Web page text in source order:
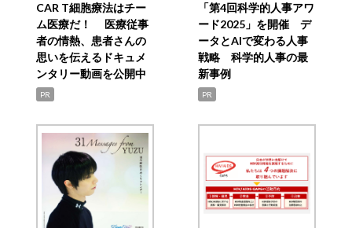
CAR T細胞療法はチー
ム医療だ！ 医療従事
者の情熱、患者さんの
思いを伝えるドキュメ
ンタリー動画を公開中
PR
「第4回科学的人事アワ
ード2025」を開催 デ
ータとAIで変わる人事
戦略 科学的人事の最
新事例
PR